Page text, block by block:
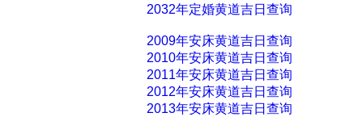
2032年定婚黄道吉日查询
2009年安床黄道吉日查询
2010年安床黄道吉日查询
2011年安床黄道吉日查询
2012年安床黄道吉日查询
2013年安床黄道吉日查询